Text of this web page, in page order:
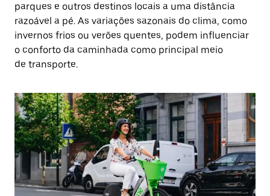
parques e outros destinos locais a uma distância
razoável a pé. As variações sazonais do clima, como
invernos frios ou verões quentes, podem influenciar
o conforto da caminhada como principal meio
de transporte.